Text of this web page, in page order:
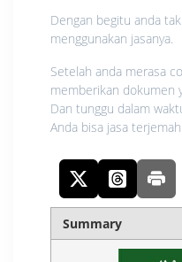
Dengan begitu anda
menggunakan jasanya.
Setelah anda merasa
memberikan dokumen
Dan tunggu dalam
Anda bisa jasa
Summary